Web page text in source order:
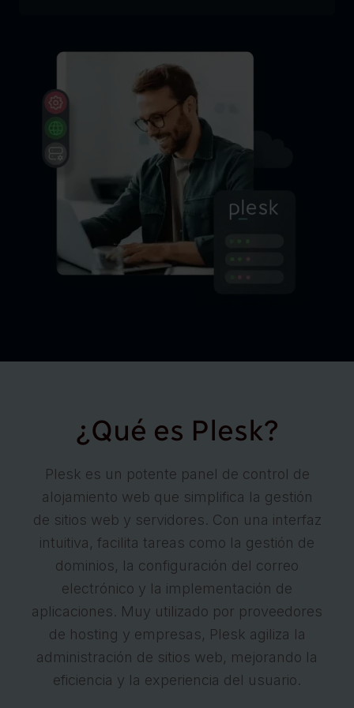
¿Qué es Plesk?
Plesk es un potente panel de control de
alojamiento web que simplifica la gestión
de sitios web y servidores. Con una interfaz
intuitiva, facilita tareas como la gestión de
dominios, la configuración del correo
electrónico y la implementación de
aplicaciones. Muy utilizado por proveedores
de hosting y empresas, Plesk agiliza la
administración de sitios web, mejorando la
eficiencia y la experiencia del usuario.